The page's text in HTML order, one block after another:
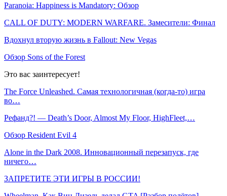
Paranoia: Happiness is Mandatory: Обзор
CALL OF DUTY: MODERN WARFARE. Замесители: Финал
Вдохнул вторую жизнь в Fallout: New Vegas
Обзор Sons of the Forest
Это вас заинтересует!
The Force Unleashed. Самая технологичная (когда-то) игра
во…
Рефанд?! — Death’s Door, Almost My Floor, HighFleet,…
Обзор Resident Evil 4
Alone in the Dark 2008. Инновационный перезапуск, где
ничего…
ЗАПРЕТИТЕ ЭТИ ИГРЫ В РОССИИ!